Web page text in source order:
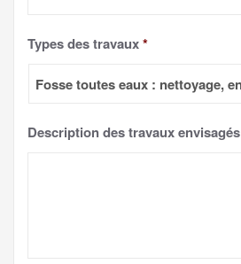
Types des travaux*
Description des travaux envisagés